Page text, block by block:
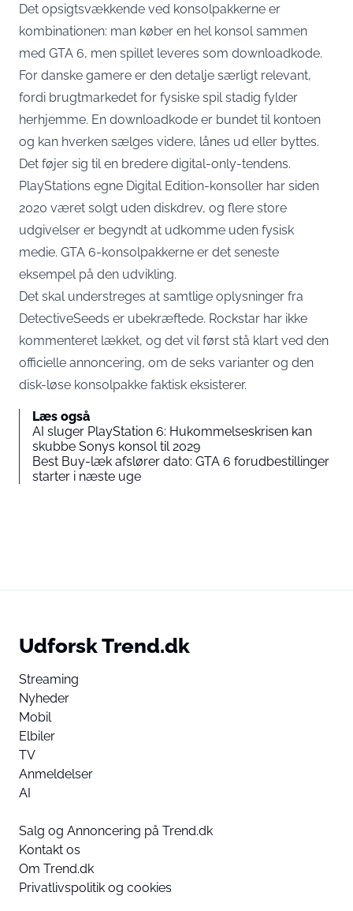
Det opsigtsvækkende ved konsolpakkerne er
kombinationen: man køber en hel konsol sammen
med GTA 6, men spillet leveres som downloadkode.
For danske gamere er den detalje særligt relevant,
fordi brugtmarkedet for fysiske spil stadig fylder
herhjemme. En downloadkode er bundet til kontoen
og kan hverken sælges videre, lånes ud eller byttes.
Det føjer sig til en bredere digital-only-tendens.
PlayStations egne Digital Edition-konsoller har siden
2020 været solgt uden diskdrev, og flere store
udgivelser er begyndt at udkomme uden fysisk
medie. GTA 6-konsolpakkerne er det seneste
eksempel på den udvikling.
Det skal understreges at samtlige oplysninger fra
DetectiveSeeds er ubekræftede. Rockstar har ikke
kommenteret lækket, og det vil først stå klart ved den
officielle annoncering, om de seks varianter og den
disk-løse konsolpakke faktisk eksisterer.
Læs også
AI sluger PlayStation 6: Hukommelseskrisen kan
skubbe Sonys konsol til 2029
Best Buy-læk afslører dato: GTA 6 forudbestillinger
starter i næste uge
Udforsk Trend.dk
Streaming
Nyheder
Mobil
Elbiler
TV
Anmeldelser
AI
Salg og Annoncering på Trend.dk
Kontakt os
Om Trend.dk
Privatlivspolitik og cookies